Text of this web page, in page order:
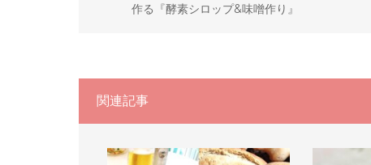
作る『酵素シロップ&味噌作り』
関連記事